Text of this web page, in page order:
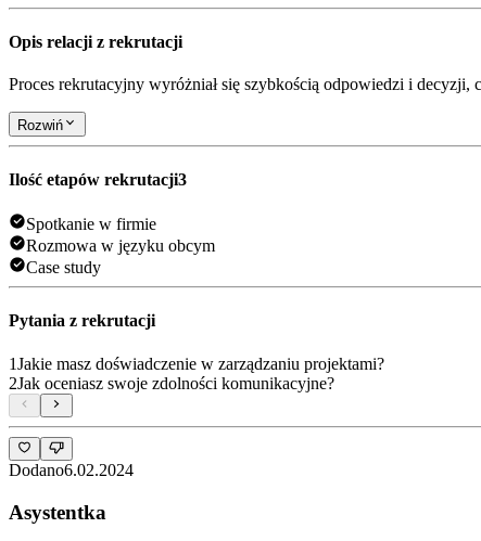
Opis relacji z rekrutacji
Proces rekrutacyjny wyróżniał się szybkością odpowiedzi i decyzji,
Rozwiń
Ilość etapów rekrutacji3
Spotkanie w firmie
Rozmowa w języku obcym
Case study
Pytania z rekrutacji
1Jakie masz doświadczenie w zarządzaniu projektami?
2Jak oceniasz swoje zdolności komunikacyjne?
Dodano6.02.2024
Asystentka